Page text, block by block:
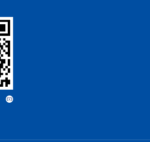
よって調製することもできます。使用前
と酸化マグネシウムの両方を前処理する必要
多くの場合、均一な粒度分布を達成するた
これは、2 つの成分を均一に混合するために
混合は、最終製品の結晶構造の安定性に直
、不可欠です。浙江朱発精密陶磁器技術有限
高純度基準を満たしていることを確認し、